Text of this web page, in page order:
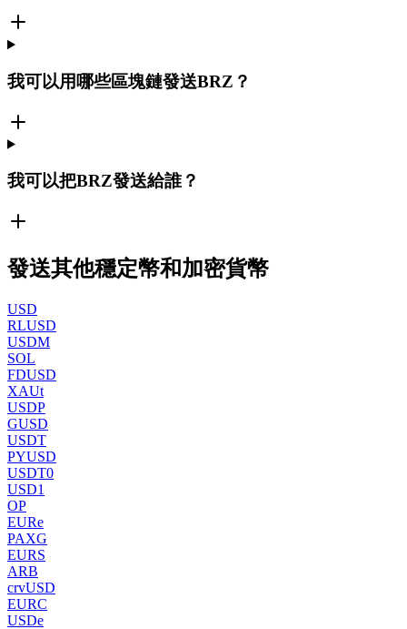
我可以用哪些區塊鏈發送BRZ？
我可以把BRZ發送給誰？
發送其他穩定幣和加密貨幣
USD
RLUSD
USDM
SOL
FDUSD
XAUt
USDP
GUSD
USDT
PYUSD
USDT0
USD1
OP
EURe
PAXG
EURS
ARB
crvUSD
EURC
USDe